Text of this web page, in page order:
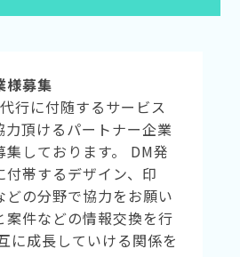
様募集
行に付随するサービス
力頂けるパートナー企業
しております。 DM発
付帯するデザイン、印
どの分野で協力をお願い
案件などの情報交換を行
に成長していける関係を